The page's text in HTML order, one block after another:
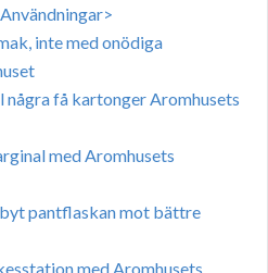
inte med onödiga
några få kartonger Aromhusets
med Aromhusets
pantflaskan mot bättre
med Aromhusets